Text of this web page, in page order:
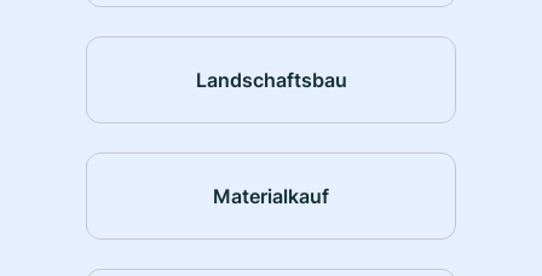
Landschaftsbau
Materialkauf